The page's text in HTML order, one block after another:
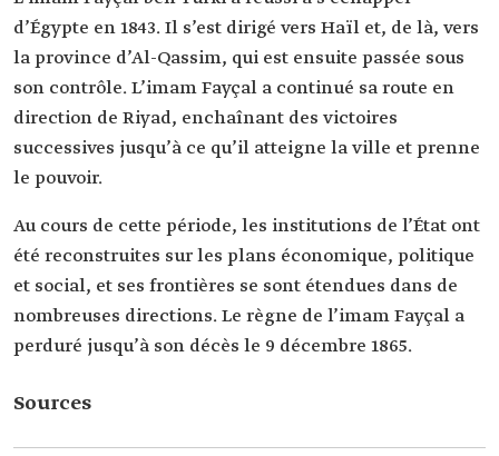
d’Égypte en 1843. Il s’est dirigé vers Haïl et, de là, vers
la province d’Al-Qassim, qui est ensuite passée sous
son contrôle. L’imam Fayçal a continué sa route en
direction de Riyad, enchaînant des victoires
successives jusqu’à ce qu’il atteigne la ville et prenne
le pouvoir.
Au cours de cette période, les institutions de l’État ont
été reconstruites sur les plans économique, politique
et social, et ses frontières se sont étendues dans de
nombreuses directions. Le règne de l’imam Fayçal a
perduré jusqu’à son décès le 9 décembre 1865.
Sources